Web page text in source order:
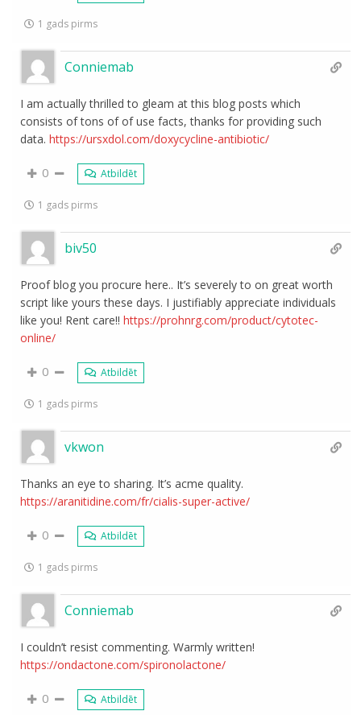
1 gads pirms
Conniemab
I am actually thrilled to gleam at this blog posts which
consists of tons of of use facts, thanks for providing such
data.https://ursxdol.com/doxycycline-antibiotic/
0 Atbildēt
1 gads pirms
biv50
Proof blog you procure here.. It’s severely to on great worth
script like yours these days. I justifiably appreciate individuals
like you! Rent care!!https://prohnrg.com/product/cytotec-
online/
0 Atbildēt
1 gads pirms
vkwon
Thanks an eye to sharing. It’s acme quality.
https://aranitidine.com/fr/cialis-super-active/
0 Atbildēt
1 gads pirms
Conniemab
I couldn’t resist commenting. Warmly written!
https://ondactone.com/spironolactone/
0 Atbildēt